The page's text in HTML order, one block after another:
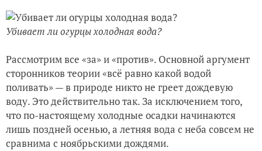
Убивает ли огурцы холодная вода?
Рассмотрим все «за» и «против». Основной аргумент
сторонников теории «всё равно какой водой
поливать» — в природе никто не греет дождевую
воду. Это действительно так. За исключением того,
что по-настоящему холодные осадки начинаются
лишь поздней осенью, а летняя вода с неба совсем не
сравнима с ноябрьскими дождями.